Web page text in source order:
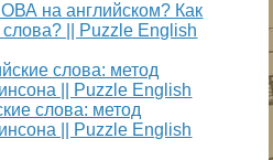
на английском? Как
слова? || Puzzle English
слова: метод
|| Puzzle English